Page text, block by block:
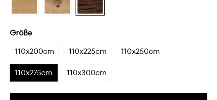
Größe
110x200cm
110x225cm
110x250cm
110x275cm
110x300cm